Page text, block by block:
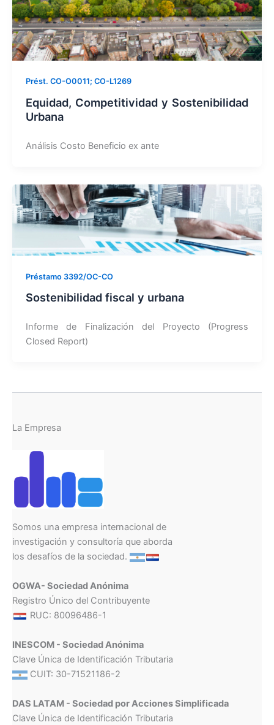
Prést. CO-O0011; CO-L1269
Equidad, Competitividad y Sostenibilidad
Urbana
Análisis Costo Beneficio ex ante
Préstamo 3392/OC-CO
Sostenibilidad fiscal y urbana
Informe de Finalización del Proyecto (Progress
Closed Report)
La Empresa
Somos una empresa internacional de
investigación y consultoría que aborda
los desafíos de la sociedad.
OGWA- Sociedad Anónima
Registro Único del Contribuyente
RUC: 80096486-1
INESCOM - Sociedad Anónima
Clave Única de Identificación Tributaria
CUIT: 30-71521186-2
DAS LATAM - Sociedad por Acciones Simplificada
Clave Única de Identificación Tributaria